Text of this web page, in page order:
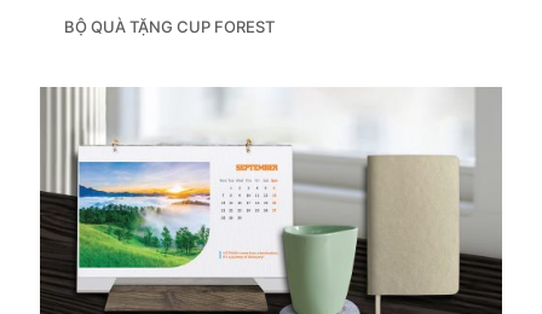
BỘ QUÀ TẶNG CUP FOREST